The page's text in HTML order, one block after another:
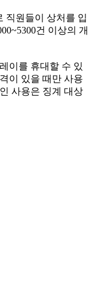
직원들이 상처를 입
건 이상의 개
이를 휴대할 수 있
이 있을 때만 사용
사용은 징계 대상